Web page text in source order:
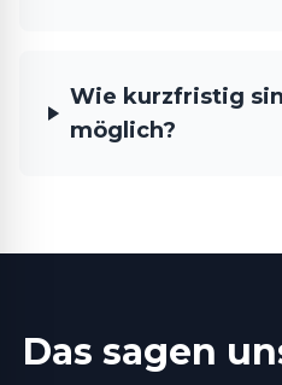
Wie kurzfristig
möglich?
Das sagen